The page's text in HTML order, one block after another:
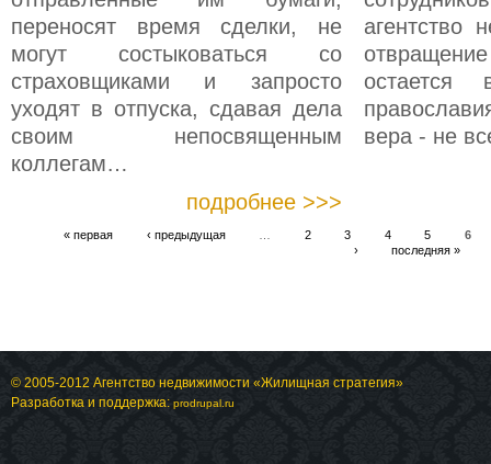
переносят время сделки, не
могут состыковаться со
страховщиками и запросто
уходят в отпуска, сдавая дела
своим непосвященным
коллегам…
подробнее >>>
агентство
вера - не
« первая ‹ предыдущая 2 3 4 5
6
›
последняя »
© 2005-2012 Агентство недвижимости «Жилищная стратегия»
Разработка и поддержка: prodrupal.ru